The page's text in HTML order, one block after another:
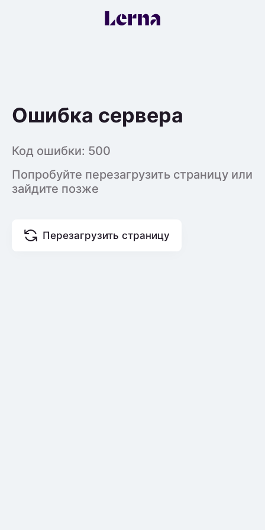
Ошибка сервера
Код ошибки: 500
Попробуйте перезагрузить страницу или
зайдите позже
Перезагрузить страницу